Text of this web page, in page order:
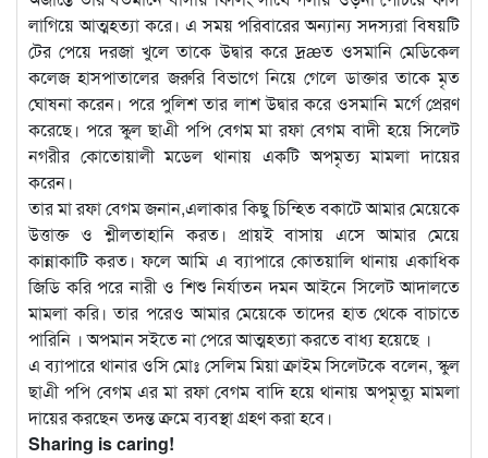
লাগিয়ে আত্মহত্যা করে। এ সময় পরিবারের অন্যান্য সদস্যরা বিষয়টি
টের পেয়ে দরজা খুলে তাকে উদ্বার করে দ্রæত ওসমানি মেডিকেল
কলেজ হাসপাতালের জরুরি বিভাগে নিয়ে গেলে ডাক্তার তাকে মৃত
ঘোষনা করেন। পরে পুলিশ তার লাশ উদ্বার করে ওসমানি মর্গে প্রেরণ
করেছে। পরে স্কুল ছাএী পপি বেগম মা রফা বেগম বাদী হয়ে সিলেট
নগরীর কোতোয়ালী মডেল থানায় একটি অপমৃত্য মামলা দায়ের
করেন।
তার মা রফা বেগম জনান,এলাকার কিছু চিন্হিত বকাটে আমার মেয়েকে
উত্তাক্ত ও শ্লীলতাহানি করত। প্রায়ই বাসায় এসে আমার মেয়ে
কান্নাকাটি করত। ফলে আমি এ ব্যাপারে কোতয়ালি থানায় একাধিক
জিডি করি পরে নারী ও শিশু নির্যাতন দমন আইনে সিলেট আদালতে
মামলা করি। তার পরেও আমার মেয়েকে তাদের হাত থেকে বাচাতে
পারিনি । অপমান সইতে না পেরে আত্মহত্যা করতে বাধ্য হয়েছে ।
এ ব্যাপারে থানার ওসি মোঃ সেলিম মিয়া ক্রাইম সিলেটকে বলেন, স্কুল
ছাএী পপি বেগম এর মা রফা বেগম বাদি হয়ে থানায় অপমৃত্যু মামলা
দায়ের করছেন তদন্ত ক্রমে ব্যবস্থা গ্রহণ করা হবে।
Sharing is caring!